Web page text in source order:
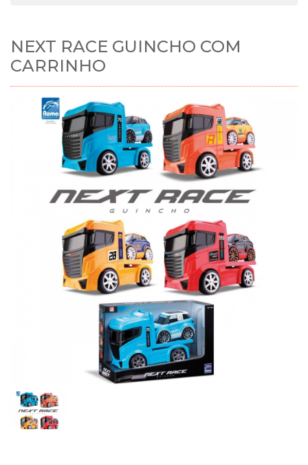
NEXT RACE GUINCHO COM
CARRINHO